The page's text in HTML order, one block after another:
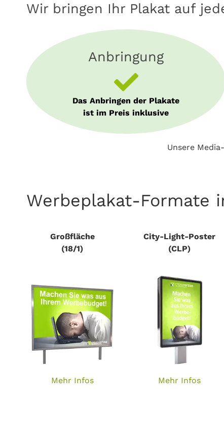
Wir bringen Ihr Plakat auf
Anbringung
Das Anbringen der Plakate
ist im Preis inklusive
Unsere
Werbeplakat-Formate
Großfläche
(18/1)
Mehr Infos
City-Light-Poster
(CLP)
Mehr Infos